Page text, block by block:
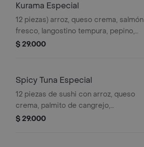
Kurama Especial
12 piezas) arroz, queso crema, salmón
fresco, langostino tempura, pepino,
topping de aguacate y con kanikama y
$ 29.000
Spicy Tuna Especial
12 piezas de sushi con arroz, queso
crema, palmito de cangrejo,
aguacate, ajonjolí, atún, cebollín y
$ 29.000